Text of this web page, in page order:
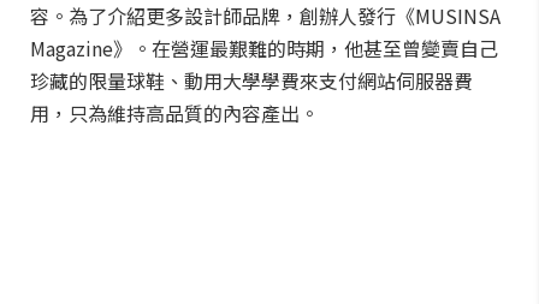
容。為了介紹更多設計師品牌，創辦人發行《MUSINSA
Magazine》。在營運最艱難的時期，他甚至曾變賣自己
珍藏的限量球鞋、動用大學學費來支付網站伺服器費
用，只為維持高品質的內容產出。